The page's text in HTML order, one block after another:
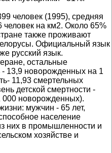
человек (1995), средняя
человек на км2. Около 65%
также проживают
Официальный язык
русский язык.
остальные
13,9 новорожденных на 1
11,93 смертельных
детской смертности -
000 новорожденных).
мужчин - 65 лет,
население
них в промышленности и
хозяйстве и